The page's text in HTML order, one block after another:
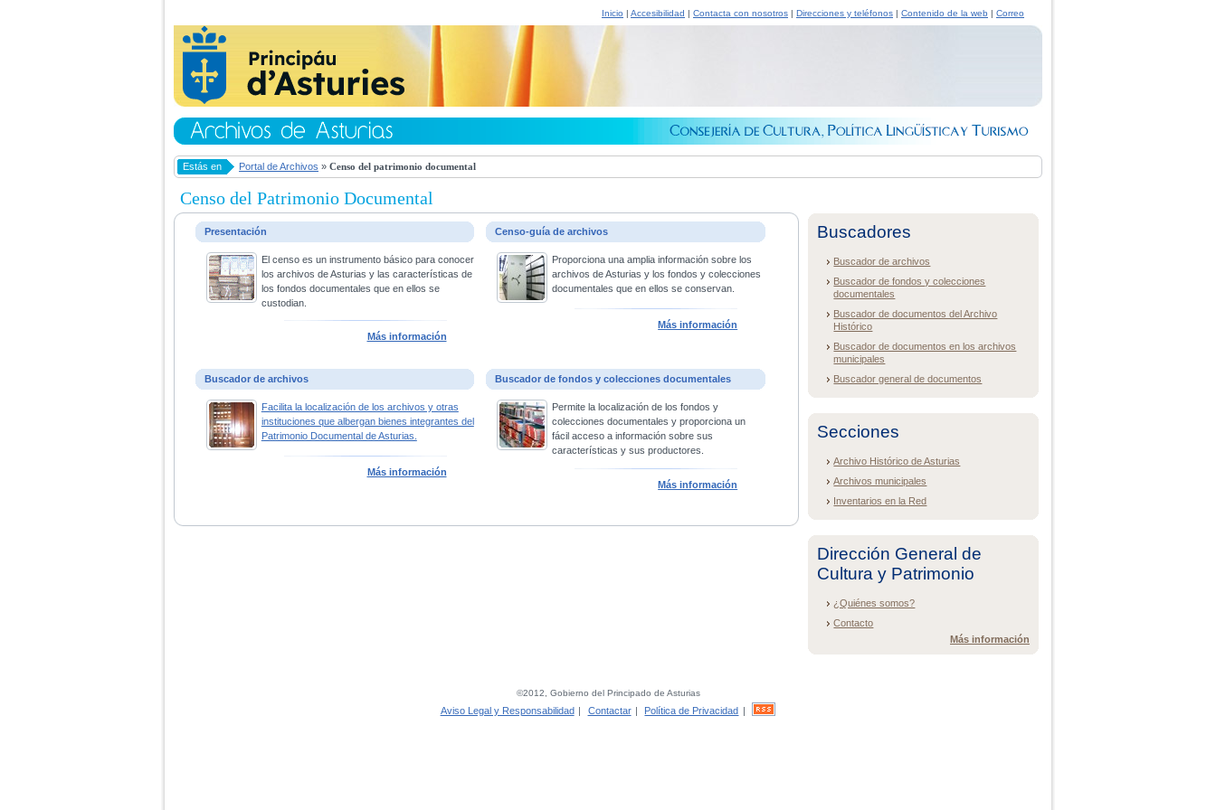
Inicio | Accesibilidad | Contacta con nosotros | Direcciones y teléfonos | Contenido de la web | Correo
Estás en Portal de Archivos » Censo del patrimonio documental
Censo del Patrimonio Documental
Presentación
El censo es un instrumento básico para conocer
los archivos de Asturias y las características de
los fondos documentales que en ellos se
custodian.
Más información
Censo-guía de archivos
Proporciona una amplia información sobre los
archivos de Asturias y los fondos y colecciones
documentales que en ellos se conservan.
Más información
Buscador de archivos
Facilita la localización de los archivos y otras
instituciones que albergan bienes integrantes del
Patrimonio Documental de Asturias.
Más información
Buscador de fondos y colecciones documentales
Permite la localización de los fondos y
colecciones documentales y proporciona un
fácil acceso a información sobre sus
características y sus productores.
Más información
Buscadores
Buscador de archivos
Buscador de fondos y colecciones
documentales
Buscador de documentos del Archivo
Histórico
Buscador de documentos en los archivos
municipales
Buscador general de documentos
Secciones
Archivo Histórico de Asturias
Archivos municipales
Inventarios en la Red
Dirección General de
Cultura y Patrimonio
¿Quiénes somos?
Contacto
Más información
©2012, Gobierno del Principado de Asturias
Aviso Legal y Responsabilidad | Contactar | Política de Privacidad |